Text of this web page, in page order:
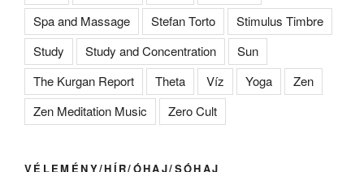
Spa and Massage
Stefan Torto
Stimulus Timbre
Study
Study and Concentration
Sun
The Kurgan Report
Theta Víz Yoga
Zen
Zen Meditation Music
Zero Cult
VÉLEMÉNY/HÍR/ÓHAJ/SÓHAJ